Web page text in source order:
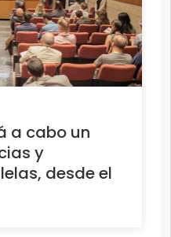
a cabo un
y
desde el